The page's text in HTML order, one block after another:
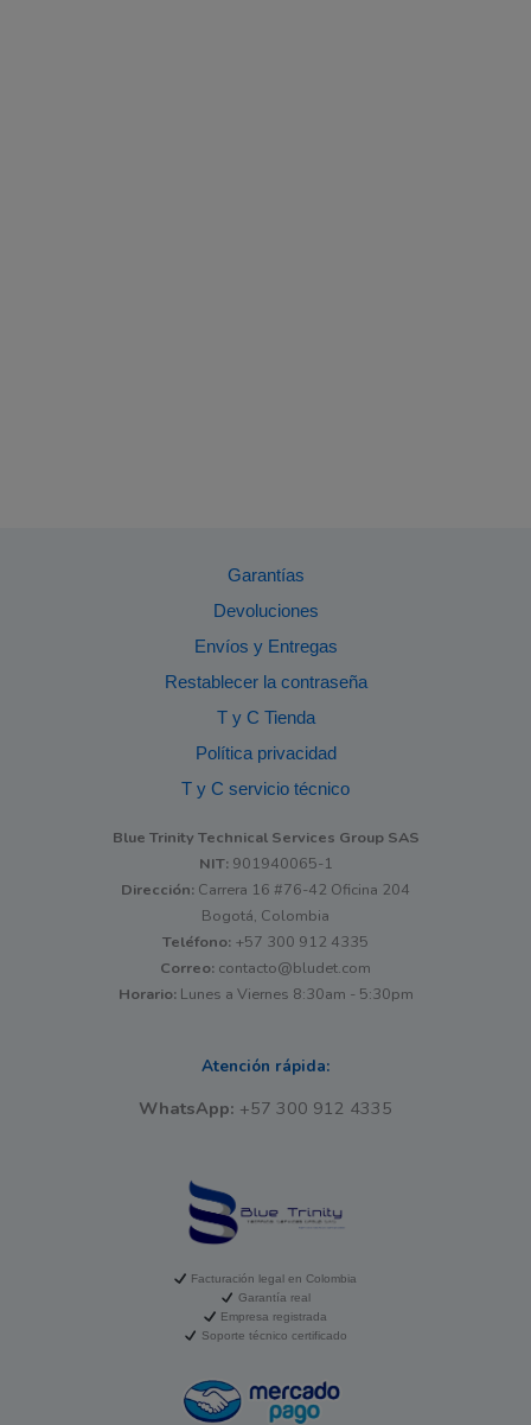
Garantías
Devoluciones
Envíos y Entregas
Restablecer la contraseña
T y C Tienda
Política privacidad
T y C servicio técnico
Blue Trinity Technical Services Group SAS
NIT:901940065-1
Dirección: Carrera 16 #76-42 Oficina 204
Bogotá, Colombia
Teléfono: +57 300 912 4335
Correo: contacto@bludet.com
Horario:Lunes a Viernes 8:30am - 5:30pm
Atención rápida:
WhatsApp: +57 300 912 4335
Facturación legal en Colombia
Garantía real
Empresa registrada
Soporte técnico certificado